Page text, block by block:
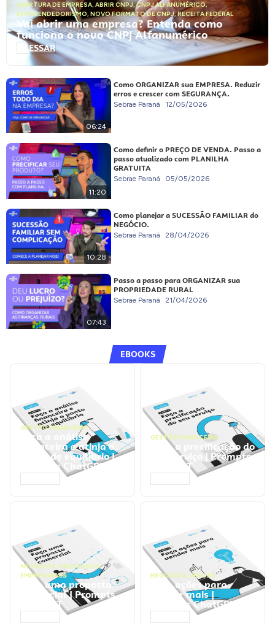
ABERTURA DE EMPRESA, ABRIR CNPJ,CNPJ ALFANUMÉRICO,
EMPREENDEDORISMO, NOVO FORMATO DE CNPJ,RECEITA FEDERAL
Vai abrir uma empresa? Entenda como
funciona o novo CNPJ Alfanumérico
ACESSAR
06:24
Como ORGANIZAR sua EMPRESA. Reduzir
erros e crescer com SEGURANÇA.
Sebrae Paraná 12/05/2026
11:20
Como definir o PREÇO DE VENDA. Passo a
passo atualizado com PLANILHA
GRATUITA
Sebrae Paraná 05/05/2026
10:28
Como planejar a SUCESSÃO FAMILIAR do
NEGÓCIO.
Sebrae Paraná 28/04/2026
07:43
Passo a passo para ORGANIZAR sua
PROPRIEDADE RURAL
Sebrae Paraná 21/04/2026
EBOOKS
GESTÃO FINANCEIRA
Faça a análise
financeira e atinja o
ponto de equilíbrio |
Prompts ChatGPT
GESTÃO FINANCEIRA
Faça a precificação do
seu serviço | Prompts
ChatGPT
NEGÓCIOS, PROCESSOS
EMPRESARIAIS
Faça uma proposta
comercial | Prompts
ChatGPT
NEGÓCIOS, VENDAS
Faça ações para
vender mais |
Prompts ChatGPT